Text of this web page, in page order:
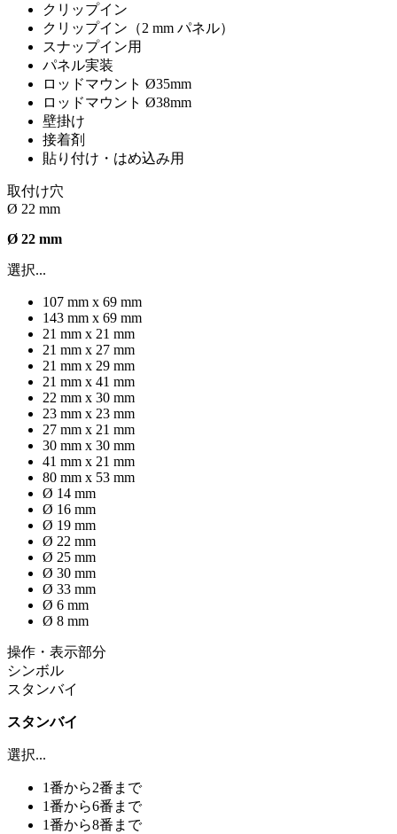
クリップイン
クリップイン（2 mm パネル）
スナップイン用
パネル実装
ロッドマウント Ø35mm
ロッドマウント Ø38mm
壁掛け
接着剤
貼り付け・はめ込み用
取付け穴
Ø 22 mm
Ø 22 mm
選択...
107 mm x 69 mm
143 mm x 69 mm
21 mm x 21 mm
21 mm x 27 mm
21 mm x 29 mm
21 mm x 41 mm
22 mm x 30 mm
23 mm x 23 mm
27 mm x 21 mm
30 mm x 30 mm
41 mm x 21 mm
80 mm x 53 mm
Ø 14 mm
Ø 16 mm
Ø 19 mm
Ø 22 mm
Ø 25 mm
Ø 30 mm
Ø 33 mm
Ø 6 mm
Ø 8 mm
操作・表示部分
シンボル
スタンバイ
スタンバイ
選択...
1番から2番まで
1番から6番まで
1番から8番まで